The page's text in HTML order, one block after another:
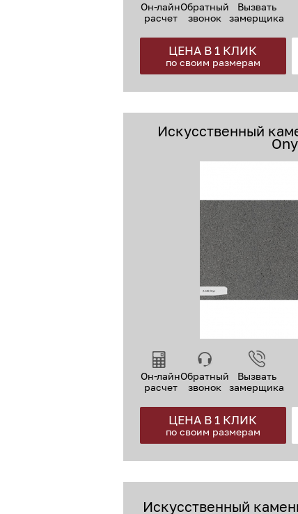
Он-лайн
расчет
Обратный
звонок
Вызвать
замерщика
ЦЕНА В 1 КЛИК
по своим размерам
Искусственный
Он-лайн
расчет
Обратный
звонок
Вызвать
замерщика
ЦЕНА В 1 КЛИК
по своим размерам
Искусственный